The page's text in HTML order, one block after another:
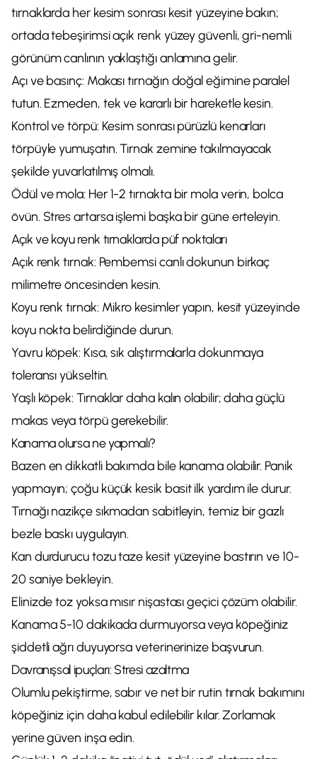
tırnaklarda her kesim sonrası kesit yüzeyine bakın;
ortada tebeşirimsi açık renk yüzey güvenli, gri-nemli
görünüm canlının yaklaştığı anlamına gelir.
Açı ve basınç: Makası tırnağın doğal eğimine paralel
tutun. Ezmeden, tek ve kararlı bir hareketle kesin.
Kontrol ve törpü: Kesim sonrası pürüzlü kenarları
törpüyle yumuşatın. Tırnak zemine takılmayacak
şekilde yuvarlatılmış olmalı.
Ödül ve mola: Her 1-2 tırnakta bir mola verin, bolca
övün. Stres artarsa işlemi başka bir güne erteleyin.
Açık ve koyu renk tırnaklarda püf noktaları
Açık renk tırnak: Pembemsi canlı dokunun birkaç
milimetre öncesinden kesin.
Koyu renk tırnak: Mikro kesimler yapın, kesit yüzeyinde
koyu nokta belirdiğinde durun.
Yavru köpek: Kısa, sık alıştırmalarla dokunmaya
toleransı yükseltin.
Yaşlı köpek: Tırnaklar daha kalın olabilir; daha güçlü
makas veya törpü gerekebilir.
Kanama olursa ne yapmalı?
Bazen en dikkatli bakımda bile kanama olabilir. Panik
yapmayın; çoğu küçük kesik basit ilk yardım ile durur.
Tırnağı nazikçe sıkmadan sabitleyin, temiz bir gazlı
bezle baskı uygulayın.
Kan durdurucu tozu taze kesit yüzeyine bastırın ve 10-
20 saniye bekleyin.
Elinizde toz yoksa mısır nişastası geçici çözüm olabilir.
Kanama 5-10 dakikada durmuyorsa veya köpeğiniz
şiddetli ağrı duyuyorsa veterinerinize başvurun.
Davranışsal ipuçları: Stresi azaltma
Olumlu pekiştirme, sabır ve net bir rutin tırnak bakımını
köpeğiniz için daha kabul edilebilir kılar. Zorlamak
yerine güven inşa edin.